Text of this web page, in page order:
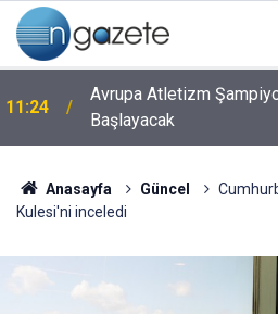
11:24
Avrupa Atletizm
Başlayacak
Anasayfa Güncel
Kulesi'ni inceledi